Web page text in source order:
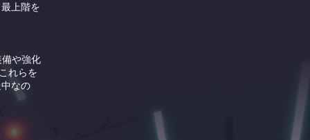
上階を
や強化
れらを
なの